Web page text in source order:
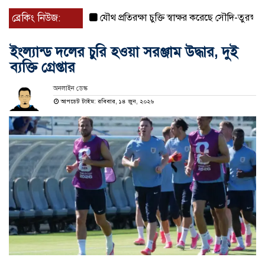
ব্রেকিং নিউজ: যৌথ প্রতিরক্ষা চুক্তি স্বাক্ষর করেছে সৌদি-তুরস্ক-
ইংল্যান্ড দলের চুরি হওয়া সরঞ্জাম উদ্ধার, দুই
ব্যক্তি গ্রেপ্তার
অনলাইন ডেস্ক
আপডেট টাইম: রবিবার, ১৪ জুন, ২০২৬